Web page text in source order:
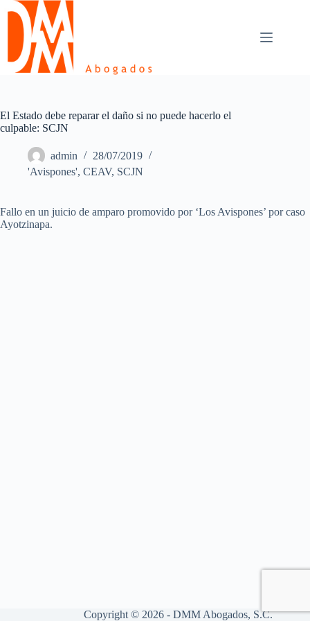
Skip
content
El Estado debe reparar el daño si no puede hacerlo el
culpable: SCJN
admin
28/07/2019
'Avispones', CEAV, SCJN
Fallo en un juicio de amparo promovido por ‘Los Avispones’ por caso
Ayotzinapa.
Copyright © 2026 - DMM Abogados, S.C.